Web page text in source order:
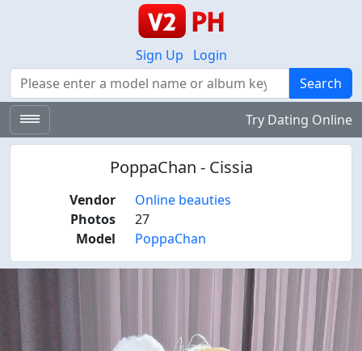
Sign Up
Login
Search
Search
Try Dating Online
PoppaChan - Cissia
Vendor
Online beauties
Photos
27
Model
PoppaChan